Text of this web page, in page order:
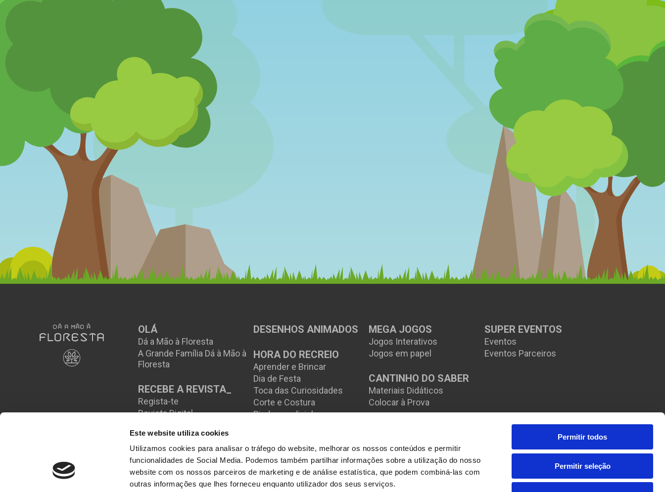
Este website utiliza cookies
Utilizamos cookies para analisar o tráfego do website, melhorar os nossos conteúdos e permitir
funcionalidades de Social Media. Podemos também partilhar informações sobre a utilização do nosso
website com os nossos parceiros de marketing e de análise estatística, que podem combiná-las com
outras informações que lhes forneceu enquanto utilizador dos seus serviços.
Permitir todos
Permitir seleção
OLÁ
Dá a Mão à Floresta
A Grande Família Dá à Mão à
Floresta
RECEBE A REVISTA_
Regista-te
Revista Digital
DESENHOS ANIMADOS
HORA DO RECREIO
Aprender e Brincar
Dia de Festa
Toca das Curiosidades
Corte e Costura
Piadas e adivinhas
MEGA JOGOS
Jogos Interativos
Jogos em papel
CANTINHO DO SABER
Materiais Didáticos
Colocar à Prova
SUPER EVENTOS
Eventos
Eventos Parceiros